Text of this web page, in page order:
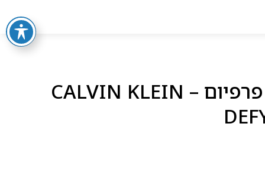
קלוין קליין דיפיי לגבר פרפיום – CALVIN KLEIN